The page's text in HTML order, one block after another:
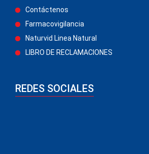
Contáctenos
Farmacovigilancia
Naturvid Linea Natural
LIBRO DE RECLAMACIONES
REDES SOCIALES